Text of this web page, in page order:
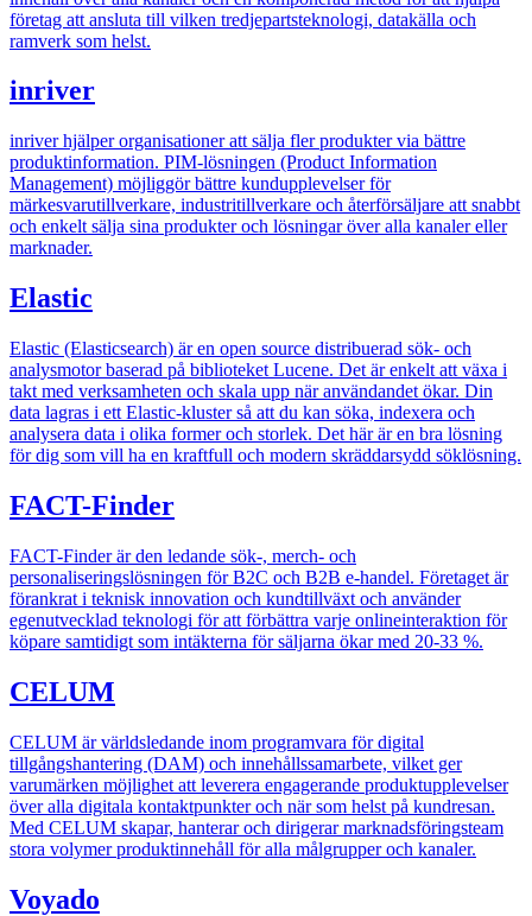
företag att ansluta till vilken tredjepartsteknologi, datakälla och
ramverk som helst.
inriver
inriver hjälper organisationer att sälja fler produkter via bättre
produktinformation. PIM-lösningen (Product Information
Management) möjliggör bättre kundupplevelser för
märkesvarutillverkare, industritillverkare och återförsäljare att snabbt
och enkelt sälja sina produkter och lösningar över alla kanaler eller
marknader.
Elastic
Elastic (Elasticsearch) är en open source distribuerad sök- och
analysmotor baserad på biblioteket Lucene. Det är enkelt att växa i
takt med verksamheten och skala upp när användandet ökar. Din
data lagras i ett Elastic-kluster så att du kan söka, indexera och
analysera data i olika former och storlek. Det här är en bra lösning
för dig som vill ha en kraftfull och modern skräddarsydd söklösning.
FACT-Finder
FACT-Finder är den ledande sök-, merch- och
personaliseringslösningen för B2C och B2B e-handel. Företaget är
förankrat i teknisk innovation och kundtillväxt och använder
egenutvecklad teknologi för att förbättra varje onlineinteraktion för
köpare samtidigt som intäkterna för säljarna ökar med 20-33 %.
CELUM
CELUM är världsledande inom programvara för digital
tillgångshantering (DAM) och innehållssamarbete, vilket ger
varumärken möjlighet att leverera engagerande produktupplevelser
över alla digitala kontaktpunkter och när som helst på kundresan.
Med CELUM skapar, hanterar och dirigerar marknadsföringsteam
stora volymer produktinnehåll för alla målgrupper och kanaler.
Voyado